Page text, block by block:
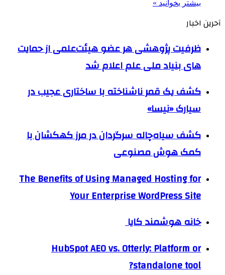
بیشتر بخوانید »
آحرین اخبار
ظرفیت پژوهشی هر عضو هیئت‌علمی از حمایت
های بنیاد ملی علم اعلام شد
کشف یک قمر ناشناخته با ساختاری عجیب در
سیارک «نیسا»
کشف سیاه‌چاله سرگردان در مرز کهکشان با
کمک هوش مصنوعی
The Benefits of Using Managed Hosting for
Your Enterprise WordPress Site
خانه هوشمند کایا
HubSpot AEO vs. Otterly: Platform or
standalone tool?